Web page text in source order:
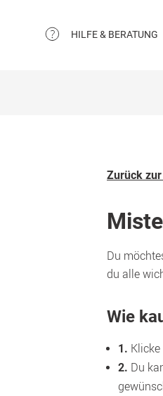
HILFE & BERATUNG
Zurück
Du
du alle
Wie
1.
2. Du